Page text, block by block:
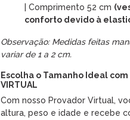
| Comprimento 52 cm
conforto devido à
Observação: Medidas feitas
variar de 1 a 2 cm.
Escolha o Tamanho Ideal com
VIRTUAL
Com nosso Provador Virtual,
altura, peso e idade e recebe